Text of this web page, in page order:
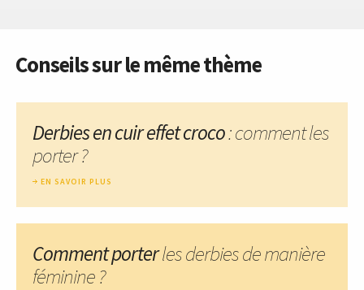
Conseils sur le même thème
Derbies en cuir effet croco: comment les
porter ?
EN SAVOIR PLUS
Comment porterles derbies de manière
féminine ?